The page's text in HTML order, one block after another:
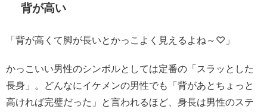
背が高い
「背が高くて脚が長いとかっこよく見えるよね～♡」
かっこいい男性のシンボルとしては定番の「スラッとした
長身」。どんなにイケメンの男性でも「背があとちょっと
高ければ完璧だった」と言われるほど、身長は男性のステ